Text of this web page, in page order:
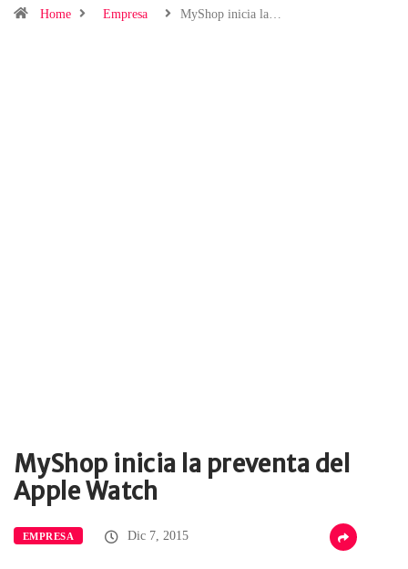
Home
Empresa MyShop inicia la…
MyShop inicia la preventa del
Apple Watch
EMPRESA Dic 7, 2015